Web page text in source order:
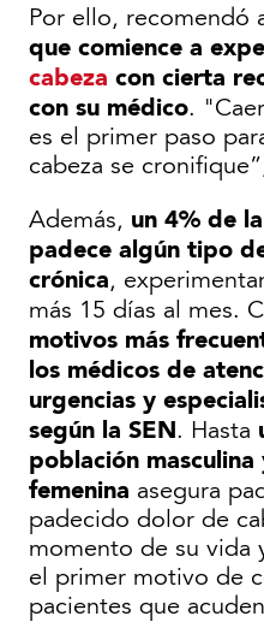
Por ello, recomendó
que comience a
cabeza con cierta
con su médico.
es el primer paso
cabeza se
Además, un 4% de
padece algún tipo
crónica,
más 15 días al mes.
motivos más
los médicos de
urgencias y
según la SEN. Hasta
población
femenina asegura
padecido dolor de
momento de su vida
el primer motivo de
pacientes que